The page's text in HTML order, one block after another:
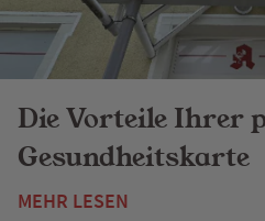
Die Vorteile Ihrer
Gesundheitskarte
MEHR LESEN